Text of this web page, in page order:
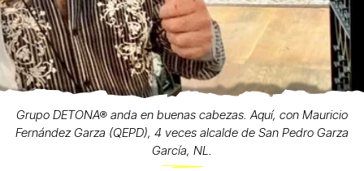
Grupo DETONA® anda en buenas cabezas. Aquí, con Mauricio
Fernández Garza (QEPD), 4 veces alcalde de San Pedro Garza
García, NL.